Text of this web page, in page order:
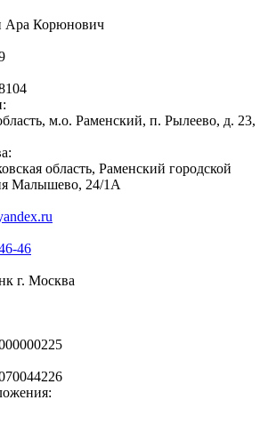
Ара Корюнович
м.о. Раменский, п. Рылеево, д. 23,
область, Раменский городской
Малышево, 24/1А
46
г. Москва